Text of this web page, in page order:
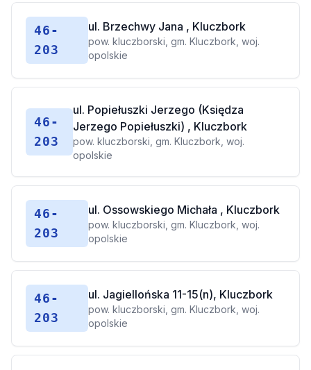
46-
203
ul. Brzechwy Jana , Kluczbork
pow. kluczborski, gm. Kluczbork, woj.
opolskie
46-
203
ul. Popiełuszki Jerzego (Księdza
Jerzego Popiełuszki) , Kluczbork
pow. kluczborski, gm. Kluczbork, woj.
opolskie
46-
203
ul. Ossowskiego Michała , Kluczbork
pow. kluczborski, gm. Kluczbork, woj.
opolskie
46-
203
ul. Jagiellońska 11-15(n), Kluczbork
pow. kluczborski, gm. Kluczbork, woj.
opolskie